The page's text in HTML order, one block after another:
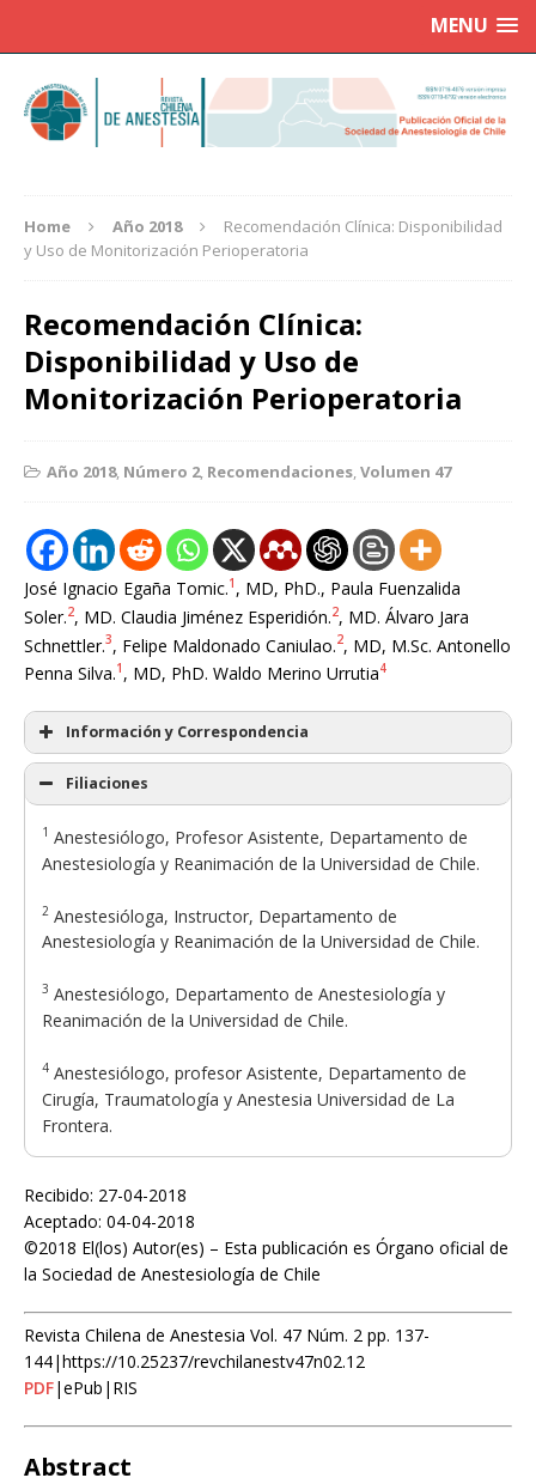
MENU
Home Año 2018
Recomendación Clínica: Disponibilidad
y Uso de Monitorización Perioperatoria
Recomendación Clínica:
Disponibilidad y Uso de
Monitorización Perioperatoria
Año 2018, Número 2, Recomendaciones,Volumen 47
José Ignacio Egaña Tomic.1 , MD, PhD., Paula Fuenzalida
Soler.2, MD. Claudia Jiménez Esperidión.2, MD. Álvaro Jara
Schnettler.3, Felipe Maldonado Caniulao.2, MD, M.Sc. Antonello
Penna Silva.1 , MD, PhD. Waldo Merino Urrutia4
Información y Correspondencia
Filiaciones
1 Anestesiólogo, Profesor Asistente, Departamento de
Anestesiología y Reanimación de la Universidad de Chile.
2 Anestesióloga, Instructor, Departamento de
Anestesiología y Reanimación de la Universidad de Chile.
3 Anestesiólogo, Departamento de Anestesiología y
Reanimación de la Universidad de Chile.
4 Anestesiólogo, profesor Asistente, Departamento de
Cirugía, Traumatología y Anestesia Universidad de La
Frontera.
Recibido: 27-04-2018
Aceptado: 04-04-2018
©2018 El(los) Autor(es) – Esta publicación es Órgano oficial de
la Sociedad de Anestesiología de Chile
Revista Chilena de Anestesia Vol. 47 Núm. 2 pp. 137-
144|https://10.25237/revchilanestv47n02.12
PDF|ePub|RIS
Abstract